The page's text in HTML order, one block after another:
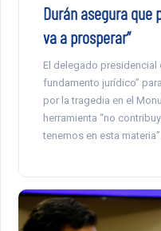
Durán asegura que
va a prosperar”
El delegado presidencial
fundamento jurídico”
por la tragedia en el
herramienta “no
tenemos en esta materia”.